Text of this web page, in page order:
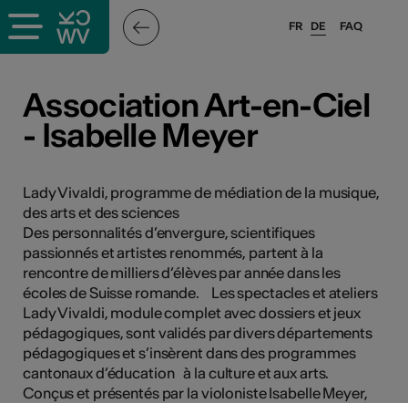
FAQ
FR DE
Association Art-en-Ciel
- Isabelle Meyer
Lady Vivaldi, programme de médiation de la musique,
des arts et des sciences
Des personnalités d’envergure, scientifiques
passionnés et artistes renommés, partent à la
rencontre de milliers d’élèves par année dans les
écoles de Suisse romande. Les spectacles et ateliers
Lady Vivaldi, module complet avec dossiers et jeux
pédagogiques, sont validés par divers départements
pédagogiques et s’insèrent dans des programmes
cantonaux d’éducation à la culture et aux arts.
Conçus et présentés par la violoniste Isabelle Meyer,